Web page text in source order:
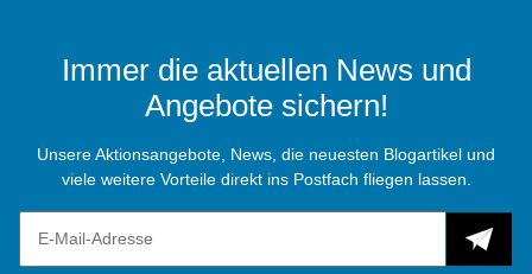
Immer die aktuellen News und
Angebote sichern!
Unsere Aktionsangebote, News, die neuesten Blogartikel und
viele weitere Vorteile direkt ins Postfach fliegen lassen.